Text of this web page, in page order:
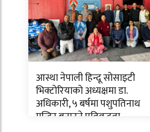
आस्था नेपाली हिन्दू सोसाइटी
भिक्टोरियाको अध्यक्षमा डा.
अधिकारी, ५ बर्षमा पशुपतिनाथ
मन्दिर बनाउने प्रतिवद्धता